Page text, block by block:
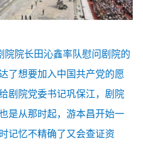
院院长田沁鑫率队慰问剧院的
了想要加入中国共产党的愿
剧院党委书记巩保江，剧院
是从那时起，游本昌开始一
记忆不精确了又会查证资